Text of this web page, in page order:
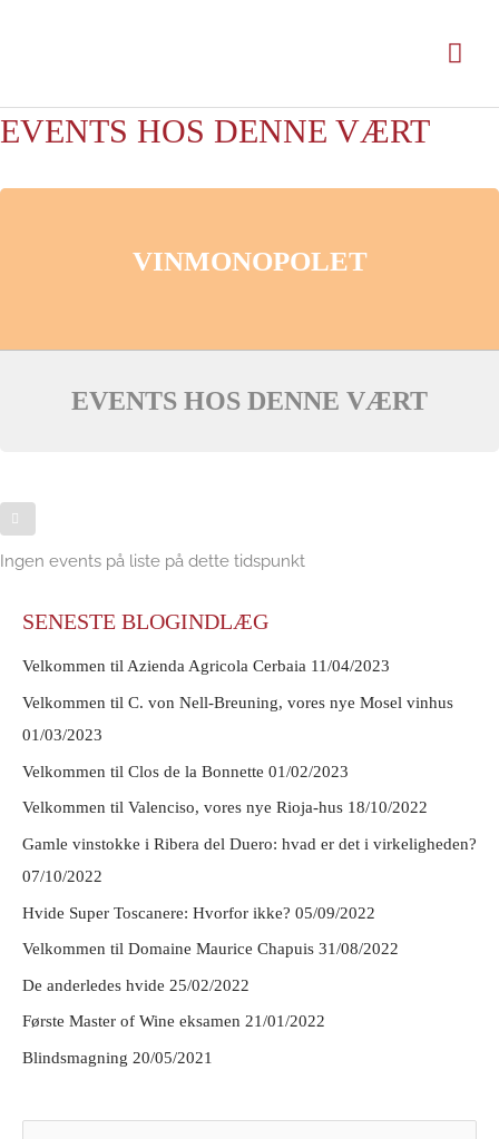
EVENTS HOS DENNE VÆRT
VINMONOPOLET
EVENTS HOS DENNE VÆRT
Ingen events på liste på dette tidspunkt
SENESTE BLOGINDLÆG
Velkommen til Azienda Agricola Cerbaia 11/04/2023
Velkommen til C. von Nell-Breuning, vores nye Mosel vinhus
01/03/2023
Velkommen til Clos de la Bonnette 01/02/2023
Velkommen til Valenciso, vores nye Rioja-hus 18/10/2022
Gamle vinstokke i Ribera del Duero: hvad er det i virkeligheden?
07/10/2022
Hvide Super Toscanere: Hvorfor ikke? 05/09/2022
Velkommen til Domaine Maurice Chapuis 31/08/2022
De anderledes hvide 25/02/2022
Første Master of Wine eksamen 21/01/2022
Blindsmagning 20/05/2021